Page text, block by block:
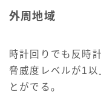
外周地域
時計回りでも反時
脅威度レベルが1以
とがでる。